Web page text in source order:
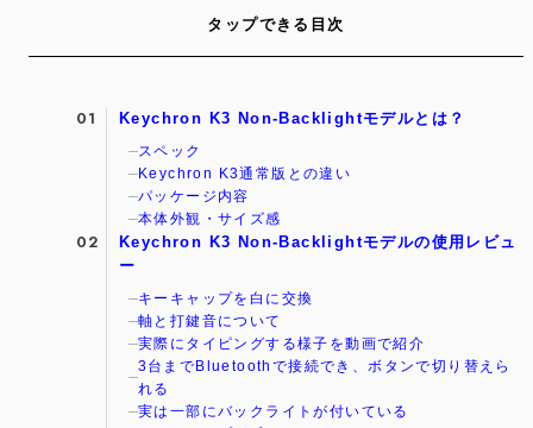
タップできる目次
Keychron K3 Non-Backlightモデルとは？
スペック
Keychron K3通常版との違い
パッケージ内容
本体外観・サイズ感
Keychron K3 Non-Backlightモデルの使用レビュ
ー
キーキャップを白に交換
軸と打鍵音について
実際にタイピングする様子を動画で紹介
3台までBluetoothで接続でき、ボタンで切り替えら
れる
実は一部にバックライトが付いている